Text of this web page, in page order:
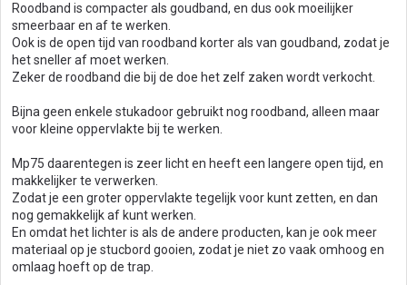
Roodband is compacter als goudband, en dus ook moeilijker
smeerbaar en af te werken.
Ook is de open tijd van roodband korter als van goudband, zodat je
het sneller af moet werken.
Zeker de roodband die bij de doe het zelf zaken wordt verkocht.
Bijna geen enkele stukadoor gebruikt nog roodband, alleen maar
voor kleine oppervlakte bij te werken.
Mp75 daarentegen is zeer licht en heeft een langere open tijd, en
makkelijker te verwerken.
Zodat je een groter oppervlakte tegelijk voor kunt zetten, en dan
nog gemakkelijk af kunt werken.
En omdat het lichter is als de andere producten, kan je ook meer
materiaal op je stucbord gooien, zodat je niet zo vaak omhoog en
omlaag hoeft op de trap.